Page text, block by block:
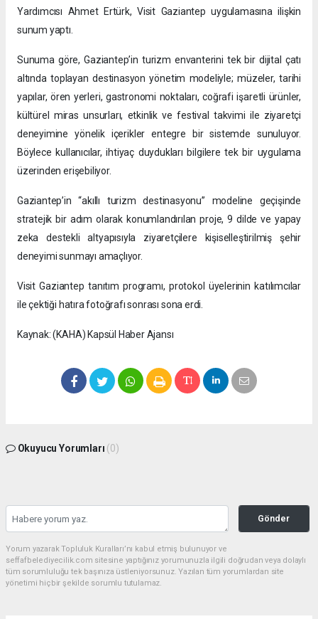
Yardımcısı Ahmet Ertürk, Visit Gaziantep uygulamasına ilişkin
sunum yaptı.
Sunuma göre, Gaziantep’in turizm envanterini tek bir dijital çatı
altında toplayan destinasyon yönetim modeliyle; müzeler, tarihi
yapılar, ören yerleri, gastronomi noktaları, coğrafi işaretli ürünler,
kültürel miras unsurları, etkinlik ve festival takvimi ile ziyaretçi
deneyimine yönelik içerikler entegre bir sistemde sunuluyor.
Böylece kullanıcılar, ihtiyaç duydukları bilgilere tek bir uygulama
üzerinden erişebiliyor.
Gaziantep’in “akıllı turizm destinasyonu” modeline geçişinde
stratejik bir adım olarak konumlandırılan proje, 9 dilde ve yapay
zeka destekli altyapısıyla ziyaretçilere kişiselleştirilmiş şehir
deneyimi sunmayı amaçlıyor.
Visit Gaziantep tanıtım programı, protokol üyelerinin katılımcılar
ile çektiği hatıra fotoğrafı sonrası sona erdi.
Kaynak: (KAHA) Kapsül Haber Ajansı
Okuyucu Yorumları (0)
Gönder
Yorum yazarak Topluluk Kuralları’nı kabul etmiş bulunuyor ve
seffafbelediyecilik.com sitesine yaptığınız yorumunuzla ilgili doğrudan veya dolaylı
tüm sorumluluğu tek başınıza üstleniyorsunuz. Yazılan tüm yorumlardan site
yönetimi hiçbir şekilde sorumlu tutulamaz.